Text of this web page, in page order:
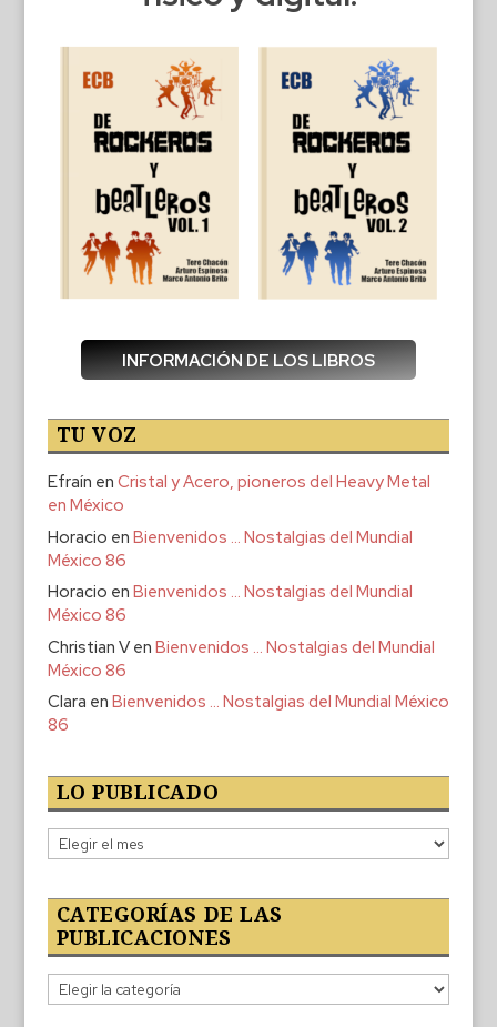
INFORMACIÓN DE LOS LIBROS
TU VOZ
Efraín en Cristal y Acero, pioneros del Heavy Metal
en México
Horacio en Bienvenidos … Nostalgias del Mundial
México 86
Horacio en Bienvenidos … Nostalgias del Mundial
México 86
Christian Ven Bienvenidos … Nostalgias del Mundial
México 86
Clara en Bienvenidos … Nostalgias del Mundial México
86
LO PUBLICADO
Lo
publicado
CATEGORÍAS DE LAS
PUBLICACIONES
Categorías
de